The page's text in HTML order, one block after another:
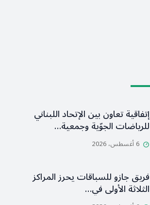
إتفاقية تعاون بين الإتحاد اللبناني
للرياضات الجوّية وجمعية…
6 أغسطس، 2026
فريق جازو للسباقات يحرز المراكز
الثلاثة الأولى في…